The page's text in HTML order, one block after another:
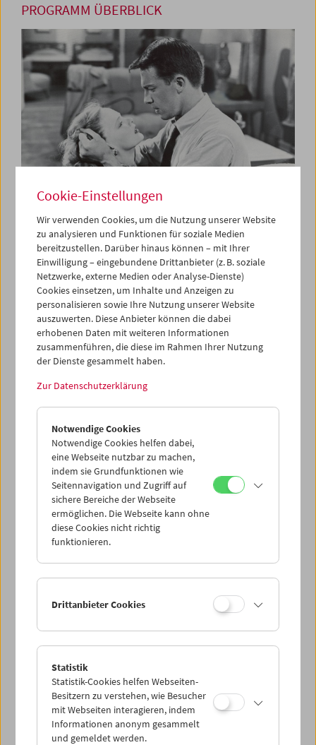
PROGRAMM ÜBERBLICK
The B-Film
Hollywoods Low-Budget-Kino 1935-1959
Viennale im Filmmuseum
Cookie-Einstellungen
Wir verwenden Cookies, um die Nutzung unserer Website
zu analysieren und Funktionen für soziale Medien
bereitzustellen. Darüber hinaus können – mit Ihrer
Einwilligung – eingebundene Drittanbieter (z. B. soziale
Netzwerke, externe Medien oder Analyse-Dienste)
Cookies einsetzen, um Inhalte und Anzeigen zu
personalisieren sowie Ihre Nutzung unserer Website
auszuwerten. Diese Anbieter können die dabei
erhobenen Daten mit weiteren Informationen
zusammenführen, die diese im Rahmen Ihrer Nutzung
der Dienste gesammelt haben.
Zur Datenschutzerklärung
Notwendige Cookies
Notwendige Cookies helfen dabei,
eine Webseite nutzbar zu machen,
indem sie Grundfunktionen wie
Seitennavigation und Zugriff auf
sichere Bereiche der Webseite
ermöglichen. Die Webseite kann ohne
diese Cookies nicht richtig
funktionieren.
Drittanbieter Cookies
Statistik
Statistik-Cookies helfen Webseiten-
Besitzern zu verstehen, wie Besucher
mit Webseiten interagieren, indem
Informationen anonym gesammelt
und gemeldet werden.